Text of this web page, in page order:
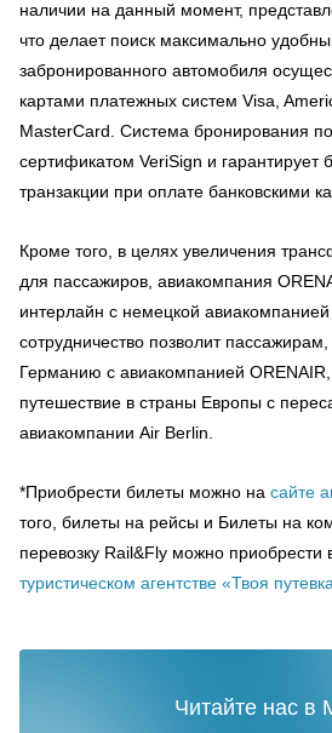
наличии на данный момент,
что делает поиск максимально
забронированного автомобиля
картами платежных систем Visa,
MasterCard. Система бронирования
сертификатом VeriSign и гарантирует
транзакции при оплате банковскими
Кроме того, в целях увеличения
для пассажиров, авиакомпания
интерлайн с немецкой
сотрудничество позволит
Германию с авиакомпанией
путешествие в страны Европы с
авиакомпании Air Berlin.
*Приобрести билеты можно на сайте
того, билеты на рейсы и Билеты на
перевозку Rail&Fly можно приобрести
туристическом агентстве «Твоя
Читайте нас в